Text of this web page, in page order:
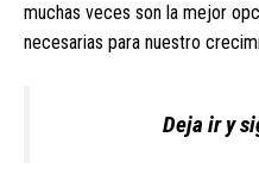
muchas veces son la mejor
necesarias para nuestro
Deja ir y